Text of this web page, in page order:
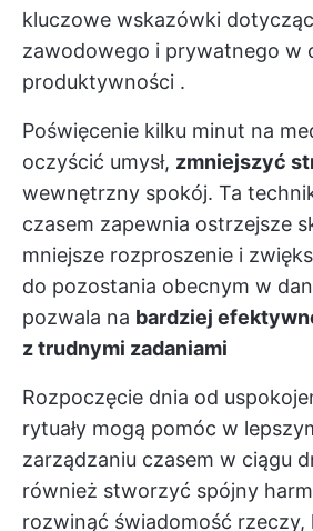
kluczowe wskazówki
zawodowego i prywatnego w
produktywności .
Poświęcenie kilku minut na
oczyścić umysł, zmniejszyć
wewnętrzny spokój. Ta
czasem zapewnia ostrzejsze
mniejsze rozproszenie i
do pozostania obecnym w
pozwala na bardziej
z trudnymi zadaniami
Rozpoczęcie dnia od
rytuały mogą pomóc w
zarządzaniu czasem w ciągu
również stworzyć spójny
rozwinąć świadomość rzeczy,